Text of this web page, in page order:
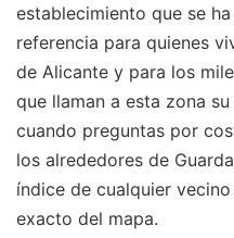
establecimiento que se
referencia para quienes
de Alicante y para los
que llaman a esta zona
cuando preguntas por
los alrededores de
índice de cualquier
exacto del mapa.